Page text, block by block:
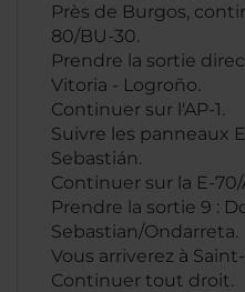
Près de Burgos,
80/BU-30.
Prendre la sortie
Vitoria - Logroño.
Continuer sur l'AP-1.
Suivre les panneaux
Sebastián.
Continuer sur la E-70/
Prendre la sortie 9 :
Sebastian/Ondarreta.
Vous arriverez à
Continuer tout droit.